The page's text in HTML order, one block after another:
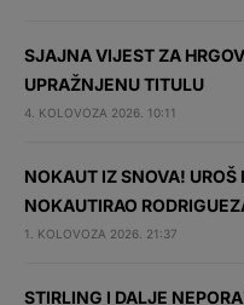
SJAJNA VIJEST ZA
UPRAŽNJENU TITULU
4. KOLOVOZA 2026. 10:11
NOKAUT IZ SNOVA!
NOKAUTIRAO
1. KOLOVOZA 2026. 21:37
STIRLING I DALJE